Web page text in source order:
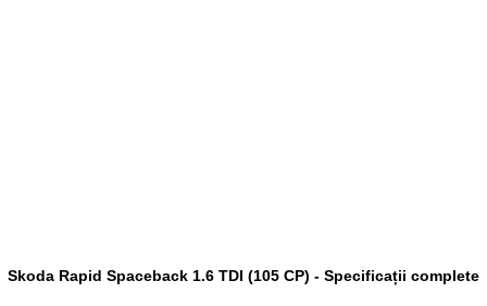
Skoda Rapid Spaceback 1.6 TDI (105 CP) - Specificații complete